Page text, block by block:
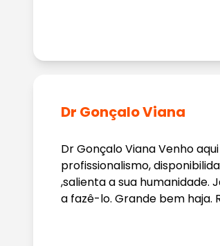
Dr Gonçalo Viana
Dr Gonçalo Viana Venho
profissionalismo,
,salienta a sua humanidade.
a fazê-lo. Grande bem haja.